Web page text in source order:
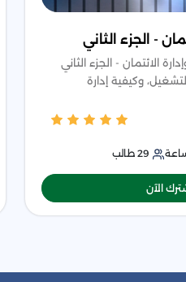
- الجزء الثاني
الائتمان - الجزء الثاني
وكيفية إدارة
29 طالب
الآن